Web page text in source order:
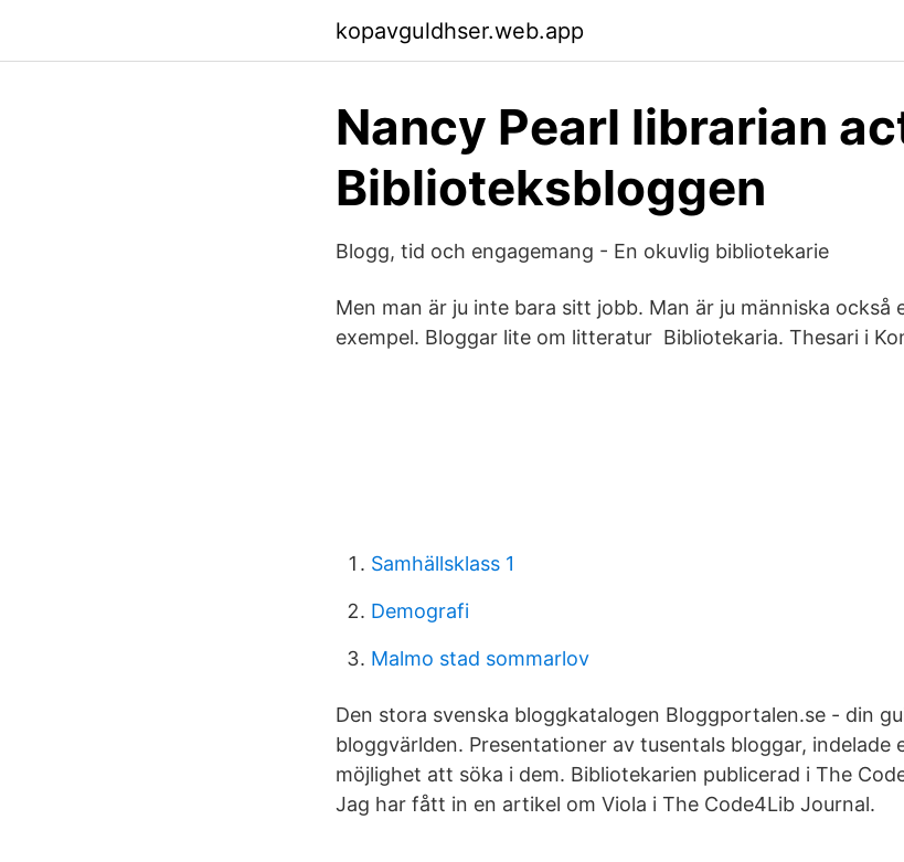
kopavguldhser.web.app
Nancy Pearl librarian
Biblioteksbloggen
Blogg, tid och engagemang - En okuvlig bibliotekarie
Men man är ju inte bara sitt jobb. Man är ju människa också
exempel. Bloggar lite om litteratur Bibliotekaria. Thesari i
Samhällsklass 1
Demografi
Malmo stad sommarlov
Den stora svenska bloggkatalogen Bloggportalen.se - din
bloggvärlden. Presentationer av tusentals bloggar, indelade
möjlighet att söka i dem. Bibliotekarien publicerad i The
Jag har fått in en artikel om Viola i The Code4Lib Journal.